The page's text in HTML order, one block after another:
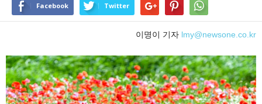
Facebook Twitter
이명이 기자 lmy@newsone.co.kr